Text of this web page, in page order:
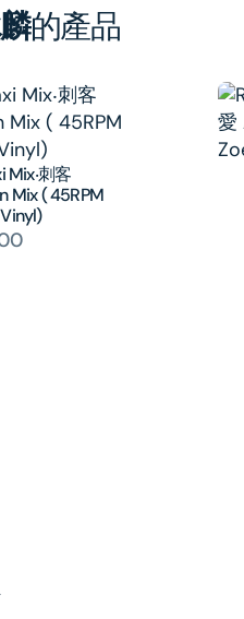
的產品
Mix‧刺客
Mix ( 45RPM